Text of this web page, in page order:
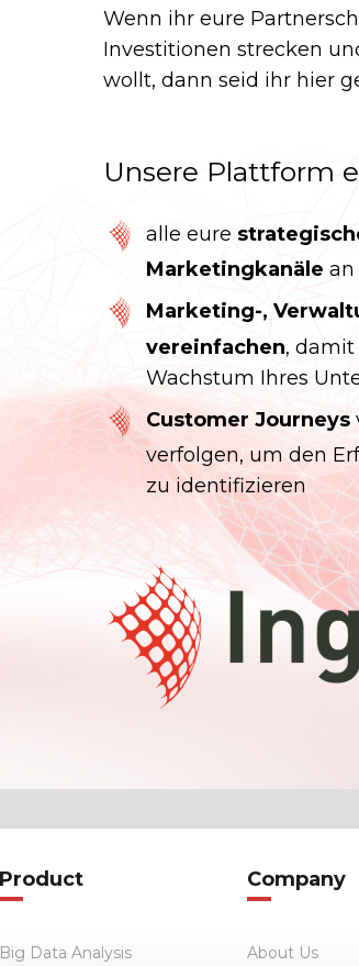
Wenn ihr eure
Investitionen strecken
wollt, dann seid ihr hier
Unsere Plattform
alle eure
Marketingkanäle an
Marketing-,
vereinfachen, damit
Wachstum Ihres
Customer Journeys
verfolgen, um den
zu identifizieren
Product
Big Data Analysis
Company
About Us